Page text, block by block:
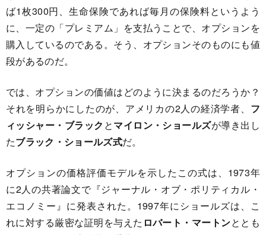
ば1枚300円、生命保険であれば毎月の保険料というよう
に、一定の「プレミアム」を支払うことで、オプションを
購入しているのである。そう、オプションそのものにも値
段があるのだ。
では、オプションの価値はどのように決まるのだろうか？
それを明らかにしたのが、アメリカの2人の経済学者、 フ
ィッシャー・ブラック とマイロン・ショールズが導き出し
たブラック・ショールズ式だ。
オプションの価格評価モデルを示したこの式は、1973年
に2人の共著論文で『ジャーナル・オブ・ポリティカル・
エコノミー』に発表された。1997年にショールズは、こ
れに対する厳密な証明を与えた ロバート・マートンととも